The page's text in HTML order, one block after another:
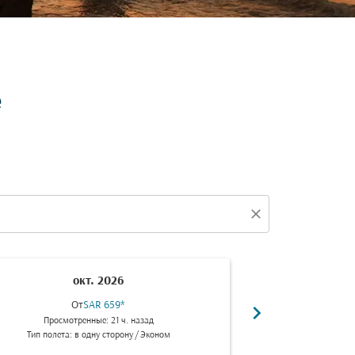
close
окт. 2026
ОтSAR 659*
Просмотренные: 21 ч. назад
Тип полета: в одну сторону / Эконом
chevron_right